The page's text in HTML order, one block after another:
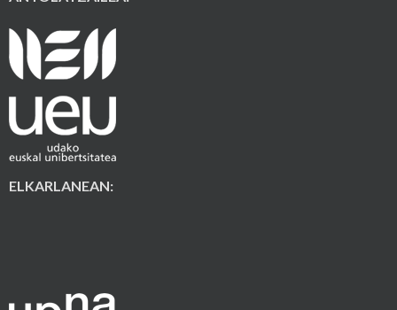
ELKARLANEAN: